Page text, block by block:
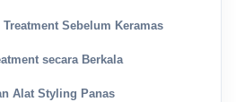
Sebelum Keramas
secara Berkala
Alat Styling Panas